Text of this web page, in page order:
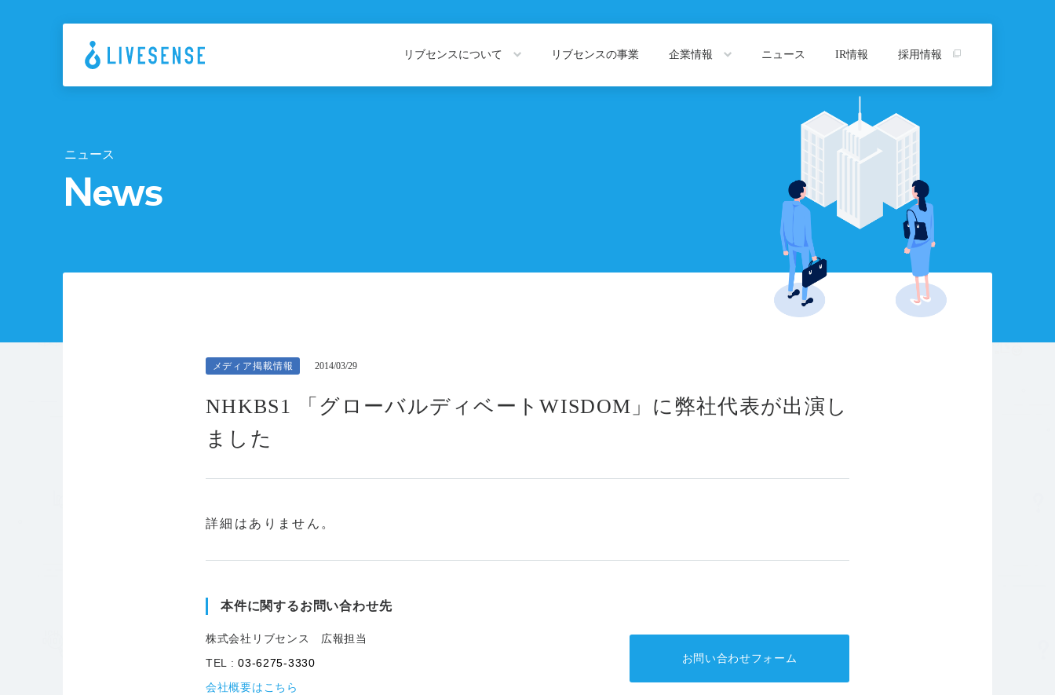
リブセンスについて リブセンスの事業 企業情報
沿革
アルムナイの方はこちら
ニュース IR情報 採用情報
ニュース
News
メディア掲載情報 2014/03/29
NHKBS1 「グローバルディベートWISDOM」に弊社代表が出演し
ました
詳細はありません。
本件に関するお問い合わせ先
株式会社リブセンス 広報担当
TEL :03-6275-3330
会社概要はこちら
お問い合わせフォーム